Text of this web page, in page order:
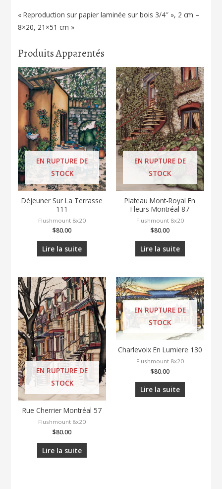
« Reproduction sur papier laminée sur bois 3/4″ », 2 cm –
8×20, 21×51 cm »
Produits Apparentés
EN RUPTURE DE
STOCK
Déjeuner Sur La Terrasse
111
Flushmount 8x20
$80.00
Lire la suite
EN RUPTURE DE
STOCK
Plateau Mont-Royal En
Fleurs Montréal 87
Flushmount 8x20
$80.00
Lire la suite
EN RUPTURE DE
STOCK
Rue Cherrier Montréal 57
Flushmount 8x20
$80.00
Lire la suite
EN RUPTURE DE
STOCK
Charlevoix En Lumiere 130
Flushmount 8x20
$80.00
Lire la suite